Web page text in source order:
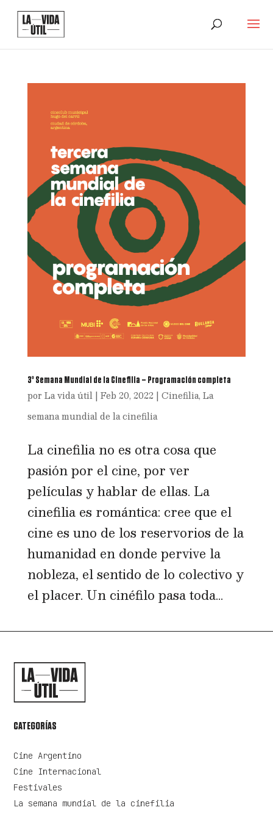
3º Semana Mundial de la Cinefilia – Programación completa
por La vida útil| Feb 20, 2022 | Cinefilia, La
semana mundial de la cinefilia
La cinefilia no es otra cosa que
pasión por el cine, por ver
películas y hablar de ellas. La
cinefilia es romántica: cree que el
cine es uno de los reservorios de la
humanidad en donde pervive la
nobleza, el sentido de lo colectivo y
el placer. Un cinéfilo pasa toda...
CATEGORÍAS
Cine Argentino
Cine Internacional
Festivales
La semana mundial de la cinefilia